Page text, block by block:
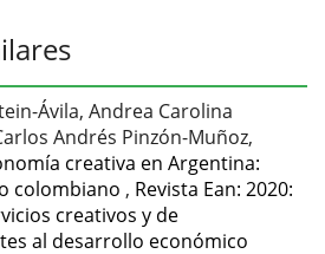
Ávila, Andrea Carolina
Andrés Pinzón-Muñoz,
creativa en Argentina:
colombiano , Revista Ean: 2020:
creativos y de
al desarrollo económico